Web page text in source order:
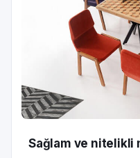
Sağlam ve nitelikli